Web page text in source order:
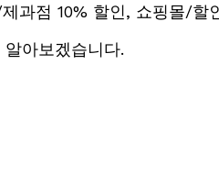
과점 10% 할인, 쇼핑몰/할
아보겠습니다.